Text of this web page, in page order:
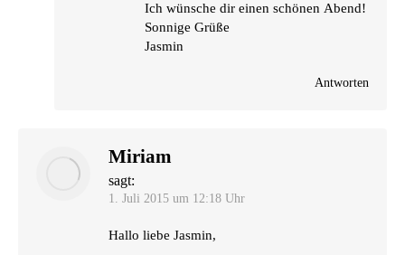
Ich wün­sche dir einen schö­nen Abend!
Son­ni­ge Grüße
Jasmin
Antworten
Miriam
sagt:
1. Juli 2015 um 12:18 Uhr
Hal­lo lie­be Jasmin,